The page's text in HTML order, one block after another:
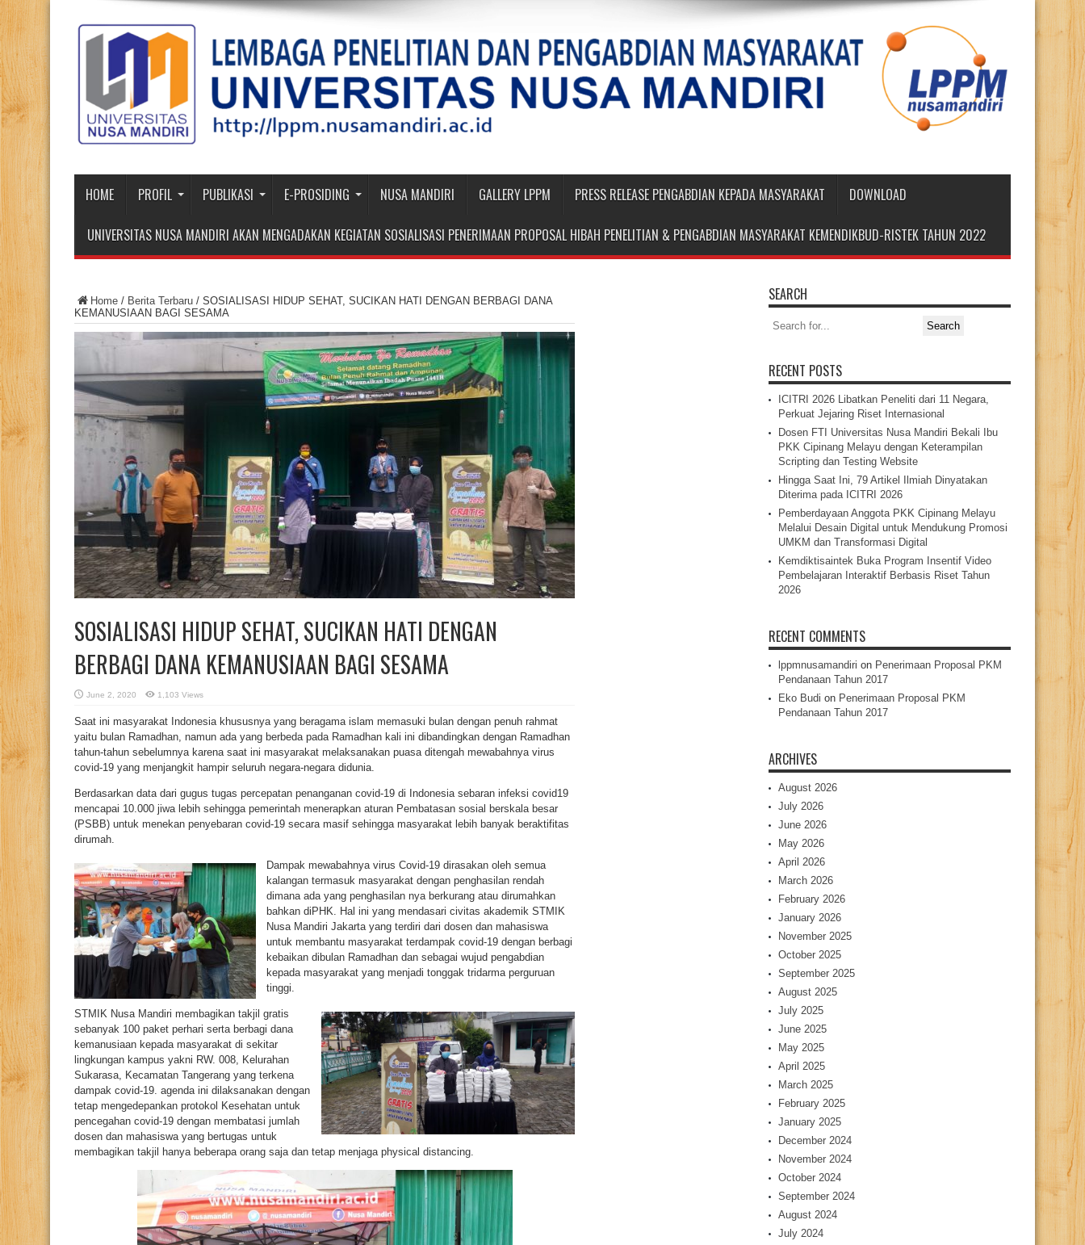
HOME PROFIL PUBLIKASI E-PROSIDING NUSA MANDIRI GALLERY LPPM PRESS RELEASE PENGABDIAN KEPADA MASYARAKAT DOWNLOAD
UNIVERSITAS NUSA MANDIRI AKAN MENGADAKAN KEGIATAN SOSIALISASI PENERIMAAN PROPOSAL HIBAH PENELITIAN & PENGABDIAN MASYARAKAT KEMENDIKBUD-RISTEK TAHUN 2022
Home / Berita Terbaru / SOSIALISASI HIDUP SEHAT, SUCIKAN HATI DENGAN BERBAGI DANA
KEMANUSIAAN BAGI SESAMA
SOSIALISASI HIDUP SEHAT, SUCIKAN HATI DENGAN
BERBAGI DANA KEMANUSIAAN BAGI SESAMA
June 2, 2020 1,103 Views
Saat ini masyarakat Indonesia khususnya yang beragama islam memasuki bulan dengan penuh rahmat
yaitu bulan Ramadhan, namun ada yang berbeda pada Ramadhan kali ini dibandingkan dengan Ramadhan
tahun-tahun sebelumnya karena saat ini masyarakat melaksanakan puasa ditengah mewabahnya virus
covid-19 yang menjangkit hampir seluruh negara-negara didunia.
Berdasarkan data dari gugus tugas percepatan penanganan covid-19 di Indonesia sebaran infeksi covid19
mencapai 10.000 jiwa lebih sehingga pemerintah menerapkan aturan Pembatasan sosial berskala besar
(PSBB) untuk menekan penyebaran covid-19 secara masif sehingga masyarakat lebih banyak beraktifitas
dirumah.
Dampak mewabahnya virus Covid-19 dirasakan oleh semua
kalangan termasuk masyarakat dengan penghasilan rendah
dimana ada yang penghasilan nya berkurang atau dirumahkan
bahkan diPHK. Hal ini yang mendasari civitas akademik STMIK
Nusa Mandiri Jakarta yang terdiri dari dosen dan mahasiswa
untuk membantu masyarakat terdampak covid-19 dengan berbagi
kebaikan dibulan Ramadhan dan sebagai wujud pengabdian
kepada masyarakat yang menjadi tonggak tridarma perguruan
tinggi.
STMIK Nusa Mandiri membagikan takjil gratis
sebanyak 100 paket perhari serta berbagi dana
kemanusiaan kepada masyarakat di sekitar
lingkungan kampus yakni RW. 008, Kelurahan
Sukarasa, Kecamatan Tangerang yang terkena
dampak covid-19. agenda ini dilaksanakan dengan
tetap mengedepankan protokol Kesehatan untuk
pencegahan covid-19 dengan membatasi jumlah
dosen dan mahasiswa yang bertugas untuk
membagikan takjil hanya beberapa orang saja dan tetap menjaga physical distancing.
SEARCH
Search
for:
RECENT POSTS
ICITRI 2026 Libatkan Peneliti dari 11 Negara,
Perkuat Jejaring Riset Internasional
Dosen FTI Universitas Nusa Mandiri Bekali Ibu
PKK Cipinang Melayu dengan Keterampilan
Scripting dan Testing Website
Hingga Saat Ini, 79 Artikel Ilmiah Dinyatakan
Diterima pada ICITRI 2026
Pemberdayaan Anggota PKK Cipinang Melayu
Melalui Desain Digital untuk Mendukung Promosi
UMKM dan Transformasi Digital
Kemdiktisaintek Buka Program Insentif Video
Pembelajaran Interaktif Berbasis Riset Tahun
2026
RECENT COMMENTS
lppmnusamandiri on Penerimaan Proposal PKM
Pendanaan Tahun 2017
Eko Budi on Penerimaan Proposal PKM
Pendanaan Tahun 2017
ARCHIVES
August 2026
July 2026
June 2026
May 2026
April 2026
March 2026
February 2026
January 2026
November 2025
October 2025
September 2025
August 2025
July 2025
June 2025
May 2025
April 2025
March 2025
February 2025
January 2025
December 2024
November 2024
October 2024
September 2024
August 2024
July 2024